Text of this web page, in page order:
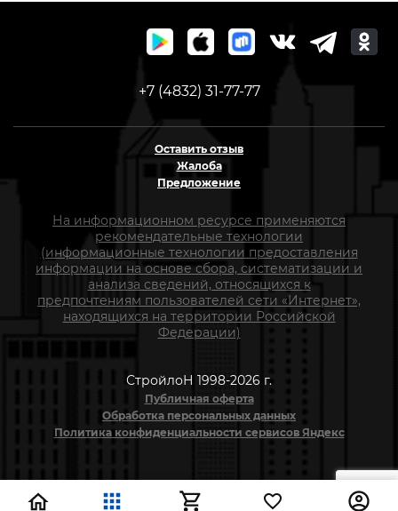
+7 (4832) 31-77-77
Оставить отзыв
Жалоба
Предложение
На информационном ресурсе применяются
рекомендательные технологии
(информационные технологии предоставления
информации на основе сбора, систематизации и
анализа сведений, относящихся к
предпочтениям пользователей сети «Интернет»,
находящихся на территории Российской
Федерации)
СтройлоН 1998-2026 г.
Публичная оферта
Обработка персональных данных
Политика конфиденциальности сервисов Яндекс